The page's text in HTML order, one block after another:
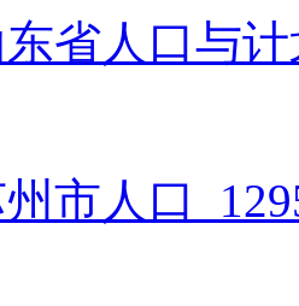
省人口与
市人口